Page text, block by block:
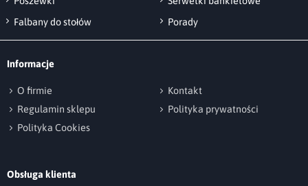
Falbany do stołów
Porady
Informacje
O firmie
Kontakt
Regulamin sklepu
Polityka prywatności
Polityka Cookies
Obsługa klienta